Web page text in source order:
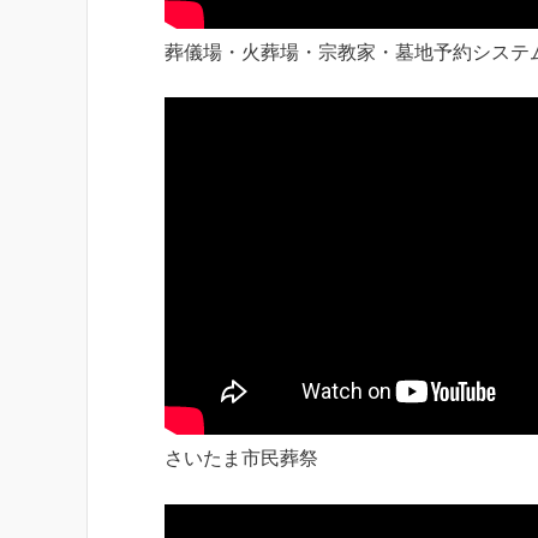
葬儀場・火葬場・宗教家・墓地予約システ
さいたま市民葬祭